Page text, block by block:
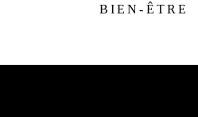
BIEN-ÊTRE